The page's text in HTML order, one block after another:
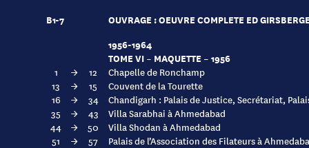
B1-7
OUVRAGE : OEUVRE COMPLETE ED
1956-1964
TOME VI – MAQUETTE – 1956
1 → 12
Chapelle de Ronchamp
13
→ 15
Couvent de la Tourette
16
→ 34
Chandigarh : Palais de Justice, Secrétariat,
35
→ 43
Villa Sarabhai à Ahmedabad
44
→ 50
Villa Shodan à Ahmedabad
51
→ 57
Palais de l’Association des Filateurs à